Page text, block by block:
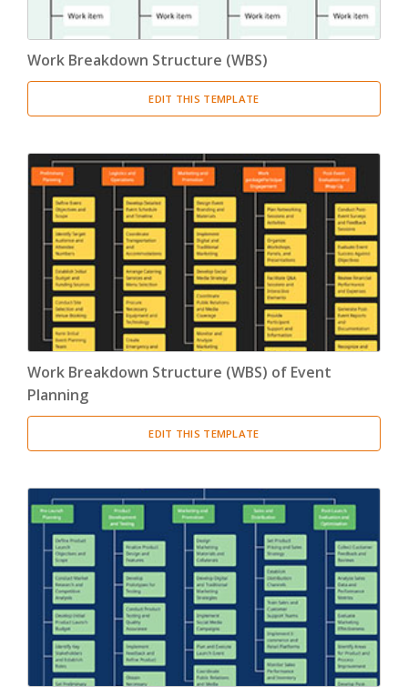
Work Breakdown Structure
Organizational Breakdown Structure
Risk Breakdown Structure
Resource Breakdown Structure
Product Breakdown Structure
Procurement Breakdown Structure
Stakeholder Breakdown Structure (3)
Location Breakdown Structure (3)
Work Breakdown Structure (WBS)
EDIT THIS TEMPLATE
Work Breakdown Structure (WBS) of Event
Planning
EDIT THIS TEMPLATE